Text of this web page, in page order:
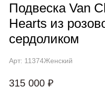
Подвеска Van
Hearts из
сердоликом
Арт: 11374Женский
315 000 ₽